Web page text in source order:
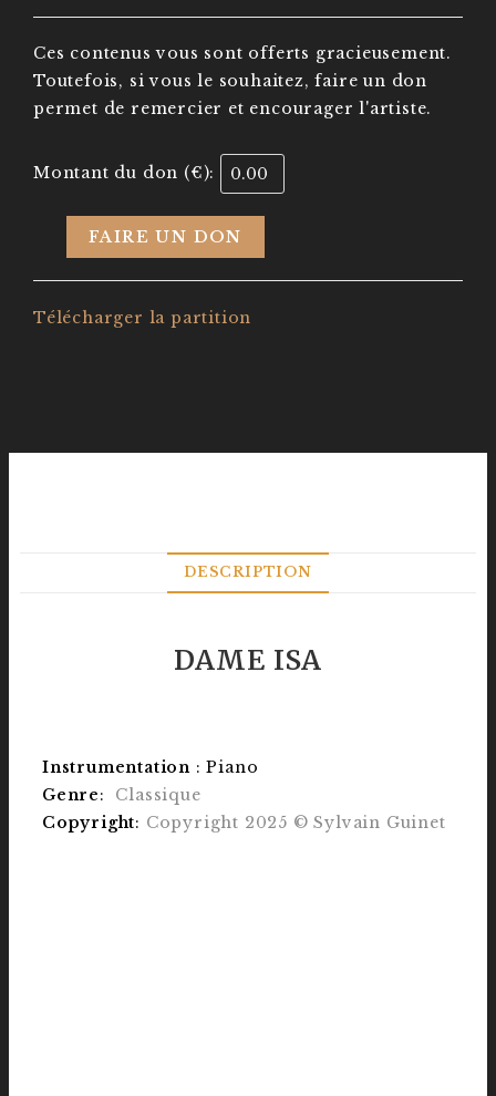
Ces contenus vous sont offerts gracieusement.
Toutefois, si vous le souhaitez, faire un don
permet de remercier et encourager l'artiste.
Montant du don (€):
FAIRE UN DON
Télécharger la partition
DESCRIPTION
DAME ISA
Instrumentation : Piano
Genre:
Classique
Copyright: Copyright 2025 © Sylvain Guinet